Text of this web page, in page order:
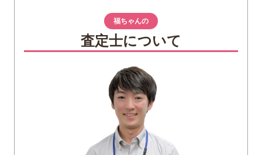
使えないって本当？
長野オリンピック記念500円硬貨の種類
フリースタイルスキー
長野オリンピック記念500円硬貨の買取相
長野オリンピック記念500円硬貨で高額買
福ちゃんの
査定士について